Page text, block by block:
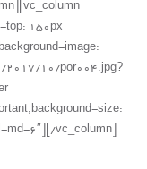
top: 150px
image:
2017/10/por004.jpg?
size:
md-6″][/vc_column]